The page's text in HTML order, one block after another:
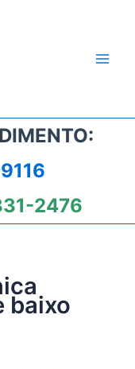
2476
baixo